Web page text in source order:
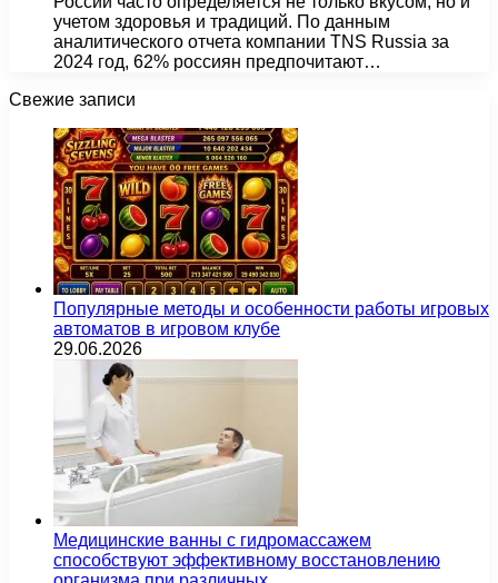
учетом здоровья и традиций. По данным
аналитического отчета компании TNS Russia за
2024 год, 62% россиян предпочитают…
Свежие записи
Популярные методы и особенности работы игровых
автоматов в игровом клубе
29.06.2026
Медицинские ванны с гидромассажем
способствуют эффективному восстановлению